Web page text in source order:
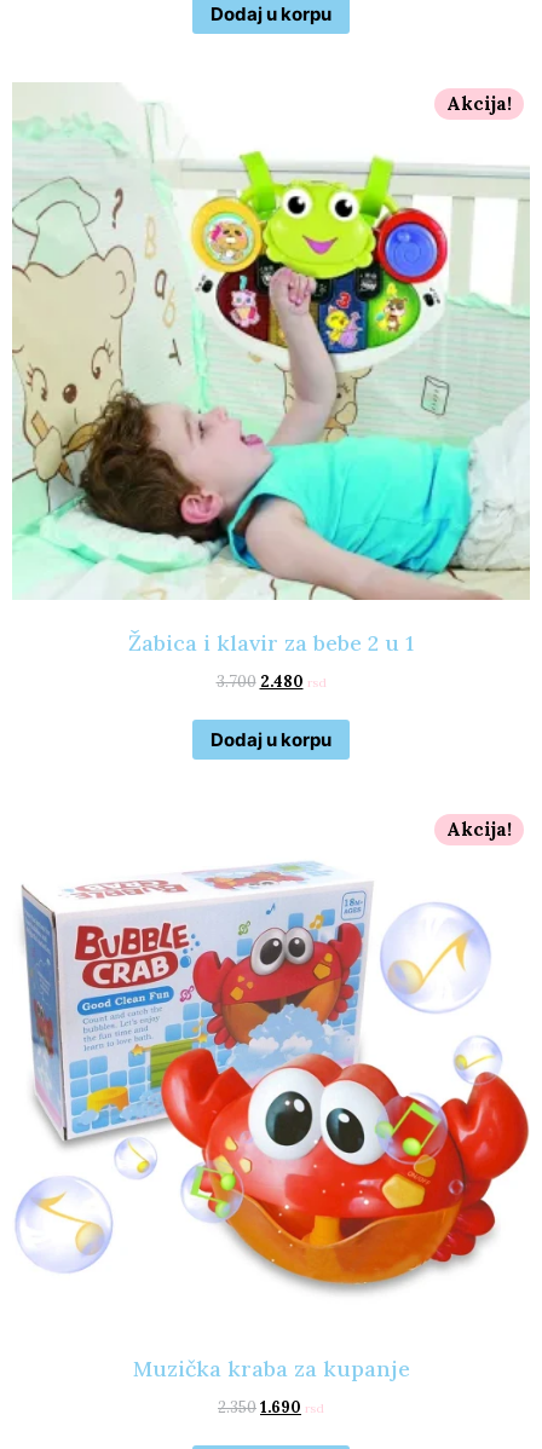
Dodaj u korpu
Akcija!
Žabica i klavir za bebe 2 u 1
3.700 2.480 rsd
Dodaj u korpu
Akcija!
Muzička kraba za kupanje
2.3501.690 rsd